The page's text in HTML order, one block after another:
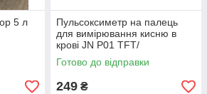
5 л
Пульсоксиметр на палець
для вимірювання кисню в
крові JN P01 TFT/
Пульсометр, Оксиметр
Готово до відправки
249 ₴